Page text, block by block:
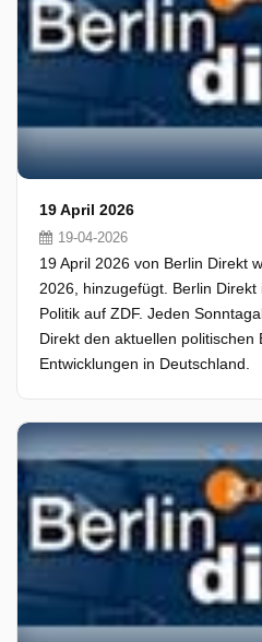
19 April 2026
19-04-2026
19 April 2026 von Berlin Direkt
2026, hinzugefügt. Berlin
Politik auf ZDF. Jeden
Direkt den aktuellen politischen
Entwicklungen in Deutschland.